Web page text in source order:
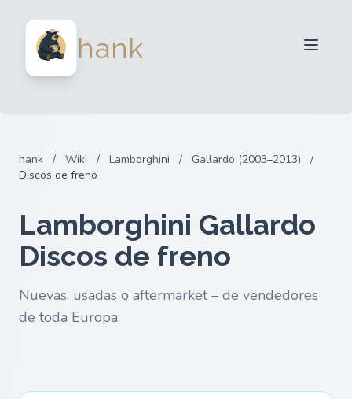
hankPara Compradores
Iniciar sesion
hank / Wiki / Lamborghini / Gallardo (2003–2013)
/
Discos de freno
Lamborghini Gallardo
Discos de freno
Nuevas, usadas o aftermarket – de vendedores
de toda Europa.